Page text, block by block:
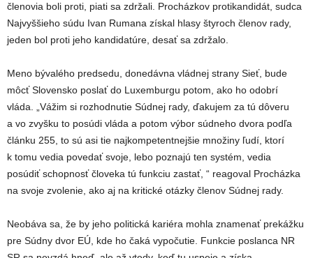
členovia boli proti, piati sa zdržali. Procházkov protikandidát, sudca
Najvyššieho súdu Ivan Rumana získal hlasy štyroch členov rady,
jeden bol proti jeho kandidatúre, desať sa zdržalo.
Meno bývalého predsedu, donedávna vládnej strany Sieť, bude
môcť Slovensko poslať do Luxemburgu potom, ako ho odobrí
vláda. „Vážim si rozhodnutie Súdnej rady, ďakujem za tú dôveru
a vo zvyšku to posúdi vláda a potom výbor súdneho dvora podľa
článku 255, to sú asi tie najkompetentnejšie množiny ľudí, ktorí
k tomu vedia povedať svoje, lebo poznajú ten systém, vedia
posúdiť schopnosť človeka tú funkciu zastať, “ reagoval Procházka
na svoje zvolenie, ako aj na kritické otázky členov Súdnej rady.
Neobáva sa, že by jeho politická kariéra mohla znamenať prekážku
pre Súdny dvor EÚ, kde ho čaká vypočutie. Funkcie poslanca NR